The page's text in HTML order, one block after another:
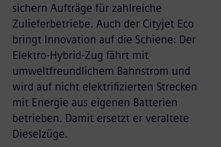
sichern Aufträge für zahlreiche
Zulieferbetriebe. Auch der Cityjet Eco
bringt Innovation auf die Schiene: Der
Elektro-Hybrid-Zug fährt mit
umweltfreundlichem Bahnstrom und
wird auf nicht elektrifizierten Strecken
mit Energie aus eigenen Batterien
betrieben. Damit ersetzt er veraltete
Dieselzüge.